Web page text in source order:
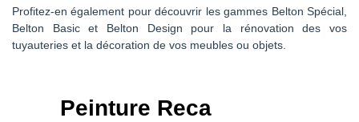
Profitez-en également pour découvrir les gammes Belton Spécial,
Belton Basic et Belton Design pour la rénovation des vos
tuyauteries et la décoration de vos meubles ou objets.
Peinture Reca